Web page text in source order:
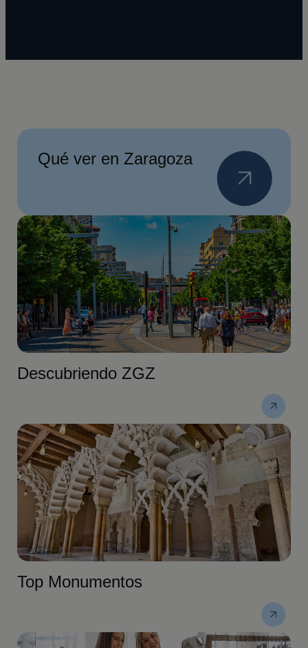
Qué ver en Zaragoza
Descubriendo ZGZ
Top Monumentos